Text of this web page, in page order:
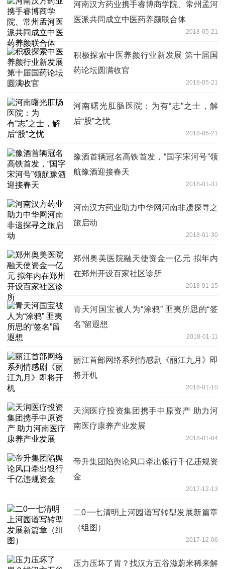
河南汉方药业携手睿博商学院、常州孟河
医派共同成立中医药养颜联合体
2018-05-21
积极探索中医养颜行业新发展 第十届国
药论坛圆满收官
2018-05-21
河南曙光肛肠医院：为有“志”之士，解
后“股”之忧
2018-05-21
豫酒首辆冠名高铁首发，“国字宋河号”领
航豫酒迎接春天
2018-01-31
河南汉方药业助力中华网河南非遗探寻之
旅启动
2018-01-30
郑州奥美医院融天使资金一亿元 拟年内
在郑州开设百家社区诊所
2018-01-25
青天河国宝被人为“涂鸦” 匪夷所思的“签
名”留遐想
2018-01-11
丽江首部网络系列情感剧《丽江九月》即
将开机
2018-01-10
天润医疗投资集团携手中原资产 助力河
南医疗康养产业发展
2018-01-04
帝升集团陷舆论风口牵出银行千亿违规资
金
2017-12-13
二0一七清明上河园谱写转型发展新篇章
（组图）
2017-12-06
压力压坏了胃？找汉方五谷滋蔚米稀来解